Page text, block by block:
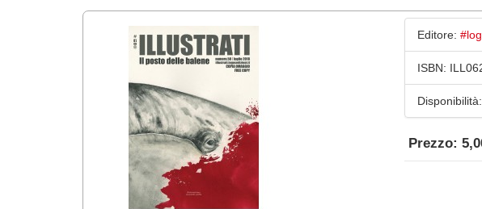
Editore:
ISBN:
Disponibilità:
Prezzo: